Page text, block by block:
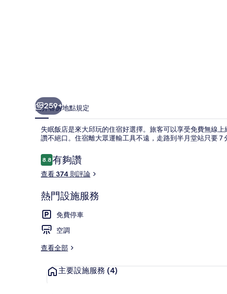
套房 (Queen +
259+
簡介客房地點規定
失眠飯店是來大邱玩的住宿好選擇。旅客可以享受免費無線
讚不絕口。住宿離大眾運輸工具不遠，走路到半月堂站只要 7
評
論
8.88.8 分，滿分 10 分，
有夠讚
查看 374 則評論
熱門設施服務
免費停車
空調
查看全部
主要設施服務 (4)